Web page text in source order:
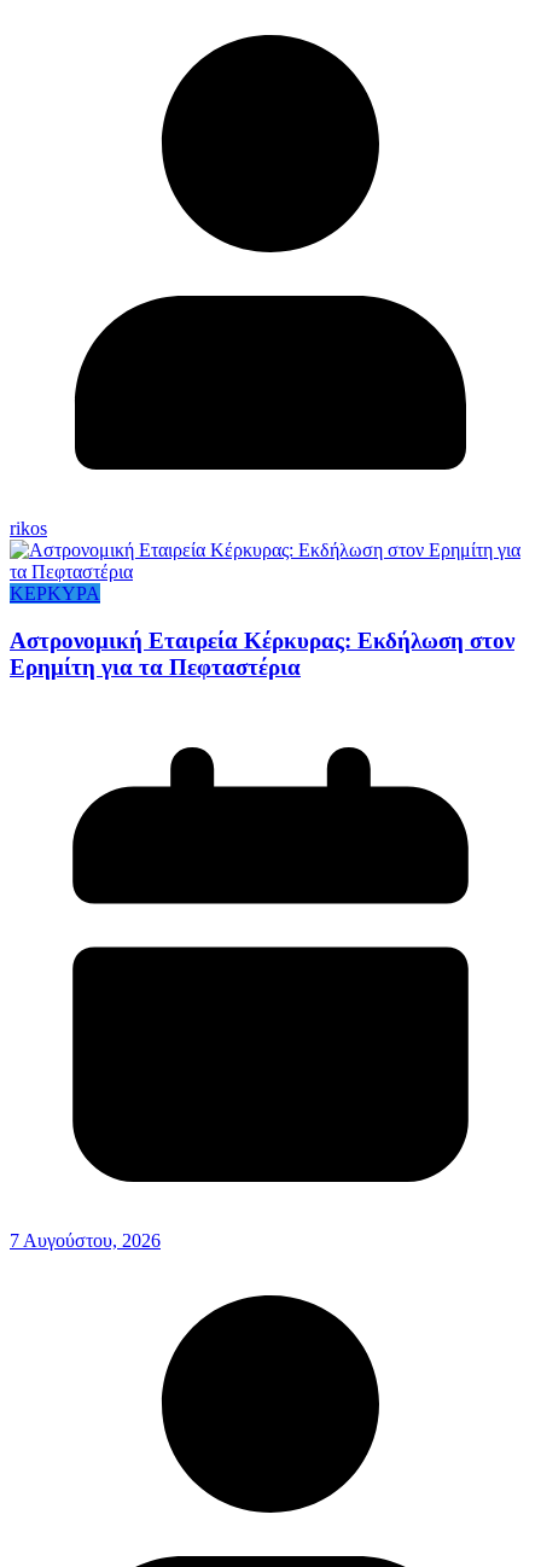
rikos
ΚΕΡΚΥΡΑ
Αστρονομική Εταιρεία Κέρκυρας: Εκδήλωση στον
Ερημίτη για τα Πεφταστέρια
7 Αυγούστου, 2026